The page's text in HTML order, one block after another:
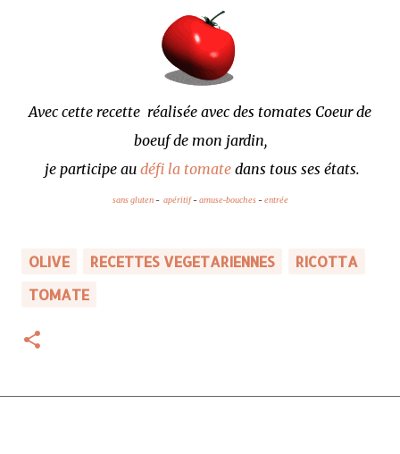
Avec cette recette réalisée avec des tomates Coeur de
boeuf de mon jardin,
je participe au défi la tomatedans tous ses états.
sans gluten- apéritif-amuse-bouches-entrée
OLIVE RECETTES VEGETARIENNES
RICOTTA
TOMATE